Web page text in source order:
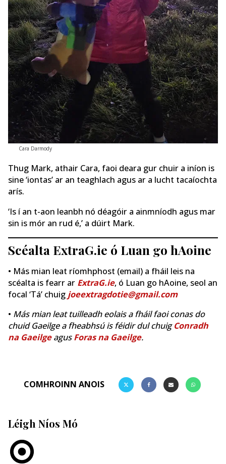
Cara Darmody
Thug Mark, athair Cara, faoi deara gur chuir a iníon is
sine ‘iontas’ ar an teaghlach agus ar a lucht tacaíochta
arís.
‘Is í an t-aon leanbh nó déagóir a ainmníodh agus mar
sin is mór an rud é,’ a dúirt Mark.
Scéalta ExtraG.ie ó Luan go hAoine
• Más mian leat ríomhphost (email) a fháil leis na
scéalta is fearr ar ExtraG.ie, ó Luan go hAoine, seol an
focal ‘Tá’ chuig joeextragdotie@gmail.com
• Más mian leat tuilleadh eolais a fháil faoi conas do
chuid Gaeilge a fheabhsú is féidir dul chuigConradh
na GaeilgeagusForas na Gaeilge.
COMHROINN ANOIS
Léigh Níos Mó